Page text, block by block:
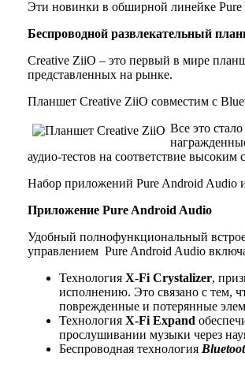
Эти новинки в обширной линейке Pure
Беспроводной развлекательный
Creative ZiiO – это первый в мире
представленных на рынке.
Планшет Creative ZiiO совместим с
Все это
аудио-тестов на соответствие высоким
Набор приложений Pure Android Audio
Приложение PureAndroidAudio
Удобный полнофункциональный
управлением Pure Android Audio
Технология X-Fi Crystalizer,
исполнению. Это связано с тем,
поврежденные и потерянные
Технология X-Fi Expand
прослушивании музыки через
Беспроводная технология